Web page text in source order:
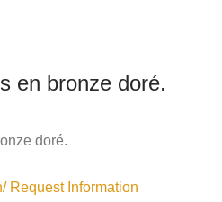
en bronze doré.
doré.
Request Information